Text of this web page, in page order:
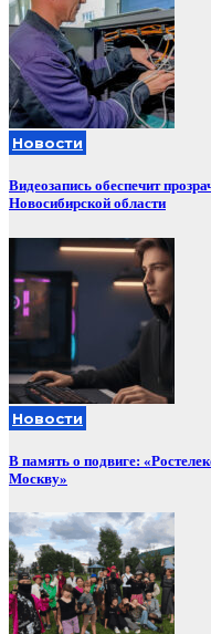
Новости
Видеозапись обеспечит
Новосибирской области
Новости
В память о подвиге:
Москву»